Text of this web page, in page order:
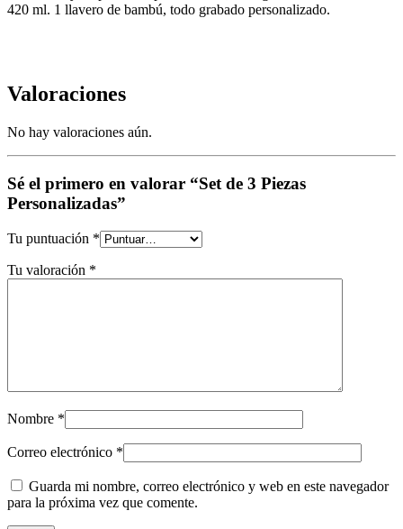
420 ml. 1 llavero de bambú, todo grabado personalizado.
Valoraciones
No hay valoraciones aún.
Sé el primero en valorar “Set de 3 Piezas
Personalizadas”
Tu puntuación *
Tu valoración *
Nombre *
Correo electrónico *
Guarda mi nombre, correo electrónico y web en este navegador
para la próxima vez que comente.